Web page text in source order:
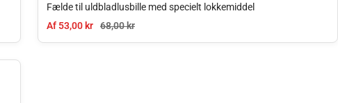
Fælde til uldbladlusbille med specielt lokkemiddel
Tilbudspris
Af 53,00 kr Normal pris
68,00 kr